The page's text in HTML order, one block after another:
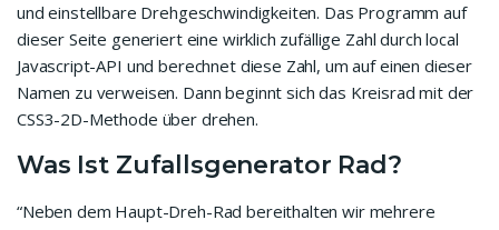
und einstellbare Drehgeschwindigkeiten. Das Programm auf
dieser Seite generiert eine wirklich zufällige Zahl durch local
Javascript-API und berechnet diese Zahl, um auf einen dieser
Namen zu verweisen. Dann beginnt sich das Kreisrad mit der
CSS3-2D-Methode über drehen.
Was Ist Zufallsgenerator Rad?
“Neben dem Haupt-Dreh-Rad bereithalten wir mehrere